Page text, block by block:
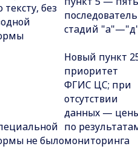
тексту, без
стадий
не было
Новый пункт
приоритет
ФГИС ЦС; при
отсутствии
данных —
по
мониторинга